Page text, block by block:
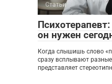
Статьи
он нужен
Когда слышишь слово
сразу всплывают
представляет